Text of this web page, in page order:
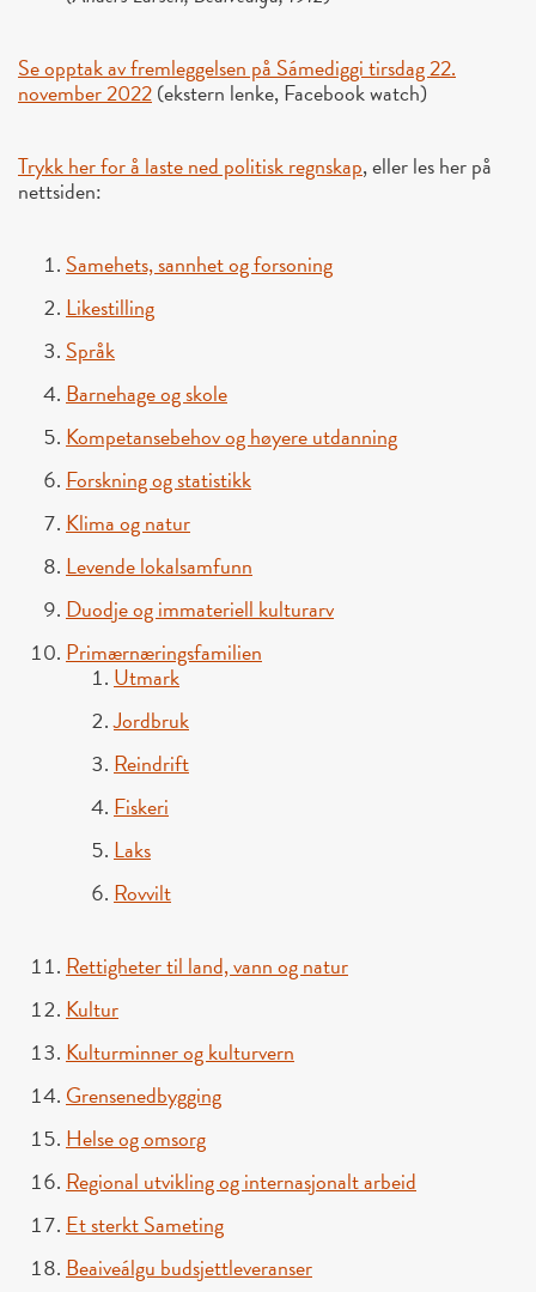
Se opptak av fremleggelsen på Sámediggi tirsdag 22.
november 2022(ekstern lenke, Facebook watch)
Trykk her for å laste ned politisk regnskap, eller les her på
nettsiden:
Samehets, sannhet og forsoning
Likestilling
Språk
Barnehage og skole
Kompetansebehov og høyere utdanning
Forskning og statistikk
Klima og natur
Levende lokalsamfunn
Duodje og immateriell kulturarv
Primærnæringsfamilien
Utmark
Jordbruk
Reindrift
Fiskeri
Laks
Rovvilt
Rettigheter til land, vann og natur
Kultur
Kulturminner og kulturvern
Grensenedbygging
Helse og omsorg
Regional utvikling og internasjonalt arbeid
Et sterkt Sameting
Beaiveálgu budsjettleveranser